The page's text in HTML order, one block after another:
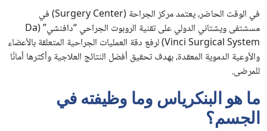
في الوقت الحاضر، يعتمد مركز الجراحة (Surgery Center) في
مسشتفى ويشتاني الدولي على تقنية الروبوت الجراحي “دافنشي” (Da
Vinci Surgical System) لرفع دقة العمليات الجراحية المتعلقة بالأعضاء
والأوعية الدموية المعقدة، بهدف تحقيق أفضل النتائج العلاجية وأكثرها أمانًا
للمرضى.
ما هو البنكرياس وما وظيفته في
الجسم؟